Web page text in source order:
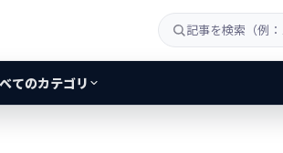
てのカテゴリ